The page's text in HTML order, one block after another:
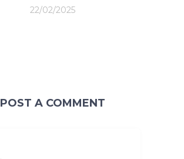
22/02/2025
POST A COMMENT